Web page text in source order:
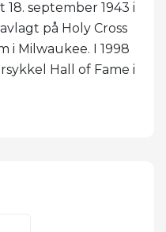
september 1943 i
på Holy Cross
i Milwaukee. I 1998
Hall of Fame i